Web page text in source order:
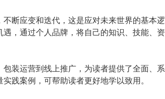
断应变和迭代，这是应对未来世界的基本
，通过个人品牌，将自己的知识、技能、
装运营到线上推广，为读者提供了全面、
践案例，可帮助读者更好地学以致用。